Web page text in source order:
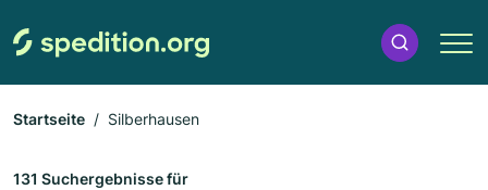
Startseite Silberhausen
131 Suchergebnisse für